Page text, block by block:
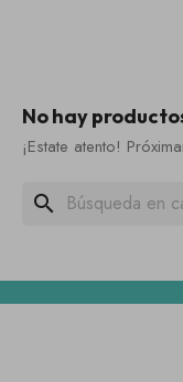
No hay
¡Estate atento!
search